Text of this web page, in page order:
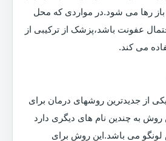
رها می شود.در مواردی که محل
عفونت باشد،پزشک از ترکیبی از
می کند.
از جدیدترین روشهای درمان برای
به چندین نام های دیگری دارد
لونگو می باشد.این روش برای